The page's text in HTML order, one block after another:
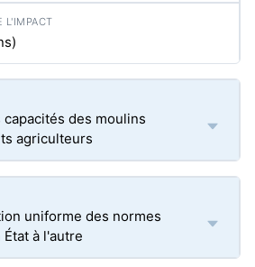
des moulins
agriculteurs
uniforme des normes
à l'autre